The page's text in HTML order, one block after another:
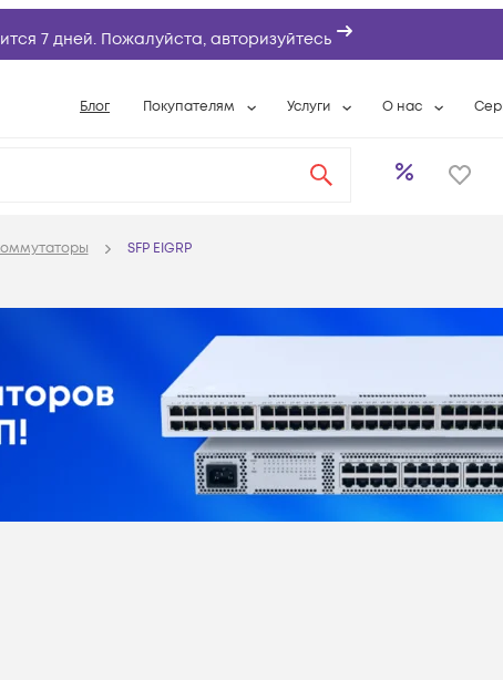
7 дней. Пожалуйста, авторизуйтесь
Блог Покупателям
Возврат товара
Вопросы и ответы
База знаний
Конфигураторы
Услуги
Системная интеграция
О нас
Контактная
Вакансии
SFP EIGRP